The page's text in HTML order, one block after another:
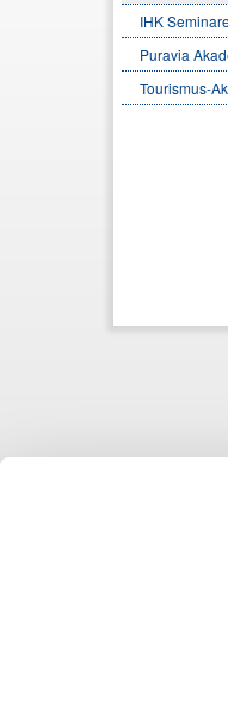
IHK
Puravia
Tourismus-